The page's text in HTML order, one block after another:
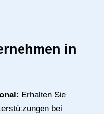
in
Erhalten Sie
bei